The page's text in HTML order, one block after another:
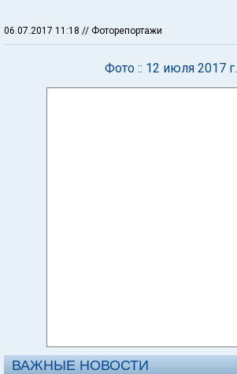
06.07.2017 11:18 // Фоторепортажи
Фото :: 12 июля 2017 г.
ВАЖНЫЕ НОВОСТИ